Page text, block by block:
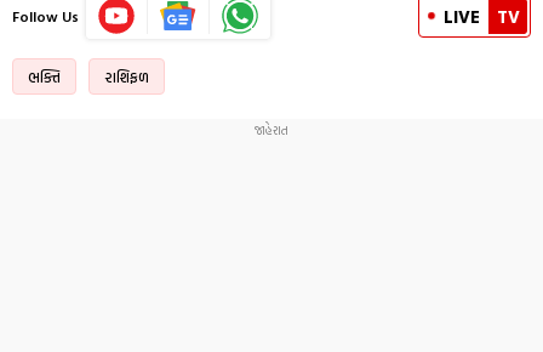
Follow Us LIVE TV
ભક્તિ રાશિફળ